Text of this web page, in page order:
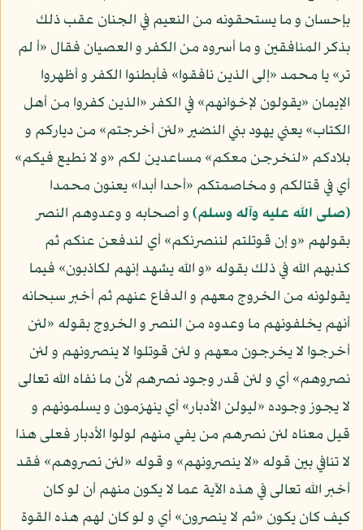
بإحسان و ما يستحقونه من النعيم في الجنان عقب ذلك
بذكر المنافقين و ما أسروه من الكفر و العصيان فقال «أ لم
تر» يا محمد «إلى الذين نافقوا» فأبطنوا الكفر و أظهروا
الإيمان «يقولون لإخوانهم» في الكفر «الذين كفروا من أهل
الكتاب» يعني يهود بني النضير «لئن أخرجتم» من دياركم و
بلادكم «لنخرجن معكم» مساعدين لكم «و لا نطيع فيكم»
أي في قتالكم و مخاصمتكم «أحدا أبدا» يعنون محمدا
(صلى الله عليه وآله وسلم)و أصحابه و وعدوهم النصر
بقولهم «و إن قوتلتم لننصرنكم» أي لندفعن عنكم ثم
كذبهم الله في ذلك بقوله «و الله يشهد إنهم لكاذبون» فيما
يقولونه من الخروج معهم و الدفاع عنهم ثم أخبر سبحانه
أنهم يخلفونهم ما وعدوه من النصر و الخروج بقوله «لئن
أخرجوا لا يخرجون معهم و لئن قوتلوا لا ينصرونهم و لئن
نصروهم» أي و لئن قدر وجود نصرهم لأن ما نفاه الله تعالى
لا يجوز وجوده «ليولن الأدبار» أي ينهزمون و يسلمونهم و
قيل معناه لئن نصرهم من يفي منهم لولوا الأدبار فعلى هذا
لا تنافي بين قوله «لا ينصرونهم» و قوله «لئن نصروهم» فقد
أخبر الله تعالى في هذه الآية عما لا يكون منهم أن لو كان
كيف كان يكون «ثم لا ينصرون» أي و لو كان لهم هذه القوة